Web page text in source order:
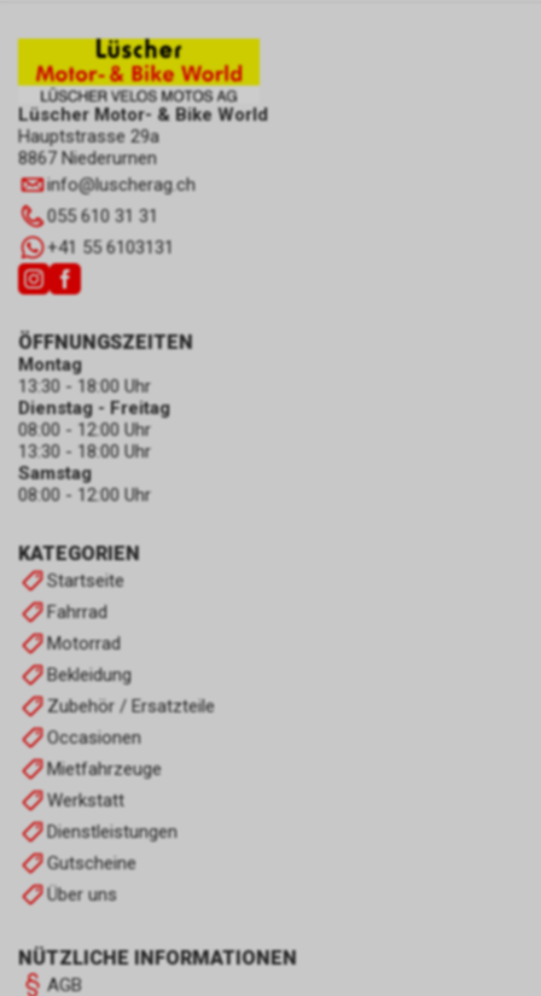
Lüscher Motor- & Bike World
Hauptstrasse 29a
8867 Niederurnen
info@luscherag.ch
055 610 31 31
+41 55 6103131
KATEGORIEN
Startseite
Fahrrad
Motorrad
Bekleidung
Zubehör / Ersatzteile
Occasionen
Mietfahrzeuge
Werkstatt
Dienstleistungen
Gutscheine
Über uns
NÜTZLICHE INFORMATIONEN
AGB
ÖFFNUNGSZEITEN
Montag
13:30 - 18:00 Uhr
Dienstag - Freitag
08:00 - 12:00 Uhr
13:30 - 18:00 Uhr
Samstag
08:00 - 12:00 Uhr